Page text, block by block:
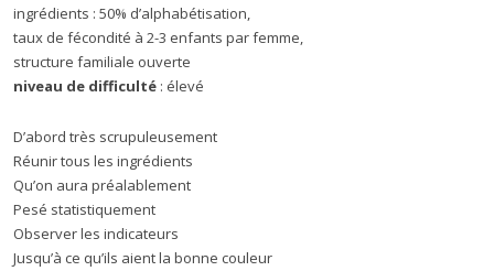
ingrédients : 50% d’alphabétisation,
taux de fécondité à 2-3 enfants par femme,
structure familiale ouverte
niveau de difficulté : élevé
D’abord très scrupuleusement
Réunir tous les ingrédients
Qu’on aura préalablement
Pesé statistiquement
Observer les indicateurs
Jusqu’à ce qu’ils aient la bonne couleur